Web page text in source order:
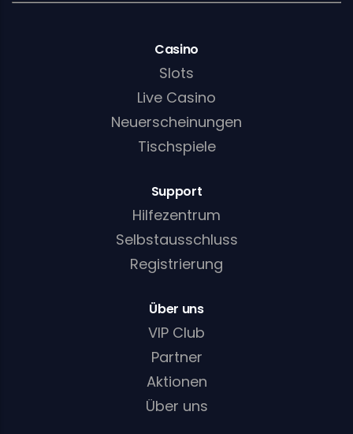
Casino
Slots
Live Casino
Neuerscheinungen
Tischspiele
Support
Hilfezentrum
Selbstausschluss
Registrierung
Über uns
VIP Club
Partner
Aktionen
Über uns